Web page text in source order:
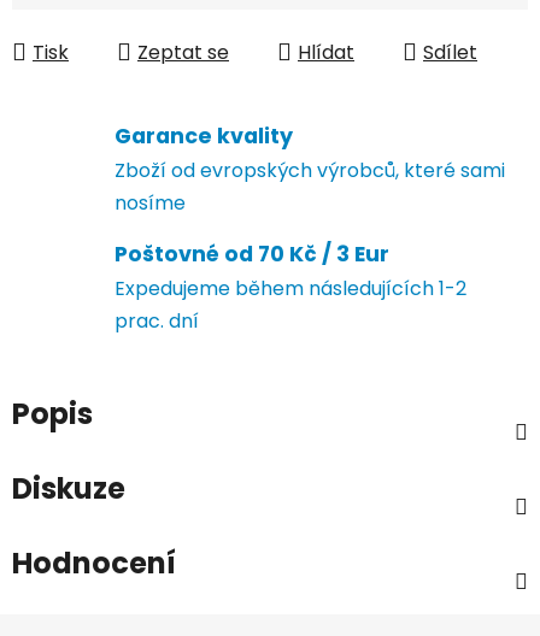
Tisk Zeptat se Hlídat Sdílet
Garance kvality
Zboží od evropských výrobců, které sami
nosíme
Poštovné od 70 Kč / 3 Eur
Expedujeme během následujících 1-2
prac. dní
Popis
Diskuze
Hodnocení